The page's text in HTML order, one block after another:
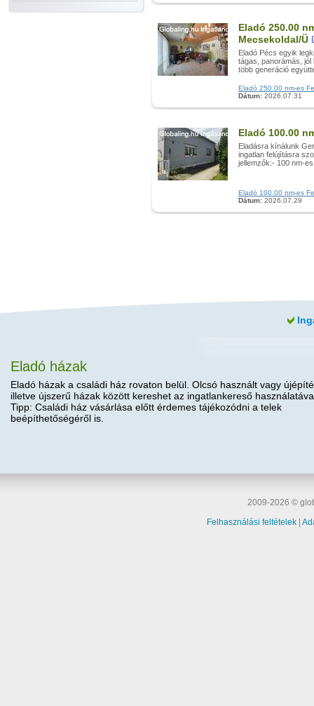
Eladó 250.00
Mecsekoldal/Ü
Eladó Pécs egyik
tágas, panorámás,
több generáció
Eladó 250.00 nm-es
Dátum: 2026.07.31
Eladó 100.00
Eladásra kínálunk
ingatlan felújításra
jellemzők:- 100 nm-
Eladó 100.00 nm-es
Dátum: 2026.07.29
Eladó házak
Eladó házak a családi ház rovaton belül. Olcsó használt vagy
illetve újszerű házak között kereshet az ingatlankereső
Tipp: Családi ház vásárlása előtt érdemes tájékozódni a telek
beépíthetőségéről is.
2009-2026 ©
Felhasználási feltételek